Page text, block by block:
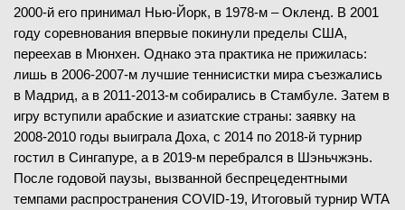
2000-й его принимал Нью-Йорк, в 1978-м – Окленд. В 2001
году соревнования впервые покинули пределы США,
переехав в Мюнхен. Однако эта практика не прижилась:
лишь в 2006-2007-м лучшие теннисистки мира съезжались
в Мадрид, а в 2011-2013-м собирались в Стамбуле. Затем в
игру вступили арабские и азиатские страны: заявку на
2008-2010 годы выиграла Доха, с 2014 по 2018-й турнир
гостил в Сингапуре, а в 2019-м перебрался в Шэньчжэнь.
После годовой паузы, вызванной беспрецедентными
темпами распространения COVID-19, Итоговый турнир WTA